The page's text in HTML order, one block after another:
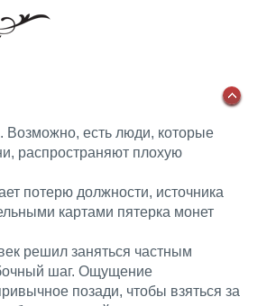
Возможно, есть люди, которые
распространяют плохую
потерю должности, источника
картами пятерка монет
решил заняться частным
шаг. Ощущение
позади, чтобы взяться за